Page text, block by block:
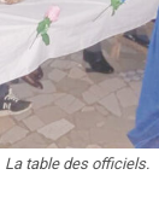
La table des officiels.